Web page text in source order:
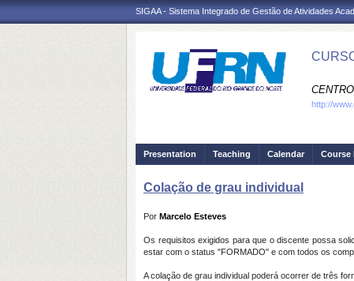
SIGAA - Sistema Integrado de Gestão de Atividades
http://
Presentation Teaching Calendar Course
Colação de grau individual
Por Marcelo Esteves
Os requisitos exigidos para que o discente possa
estar com o status "FORMADO" e com todos os
A colação de grau individual poderá ocorrer de três